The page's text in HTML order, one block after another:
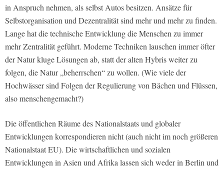
in Anspruch nehmen, als selbst Autos besitzen. Ansätze für
Selbstorganisation und Dezentralität sind mehr und mehr zu finden.
Lange hat die technische Entwicklung die Menschen zu immer
mehr Zentralität geführt. Moderne Techniken lauschen immer öfter
der Natur kluge Lösungen ab, statt der alten Hybris weiter zu
folgen, die Natur „beherrschen“ zu wollen. (Wie viele der
Hochwässer sind Folgen der Regulierung von Bächen und Flüssen,
also menschengemacht?)
Die öffentlichen Räume des Nationalstaats und globaler
Entwicklungen korrespondieren nicht (auch nicht im noch größeren
Nationalstaat EU). Die wirtschaftlichen und sozialen
Entwicklungen in Asien und Afrika lassen sich weder in Berlin und